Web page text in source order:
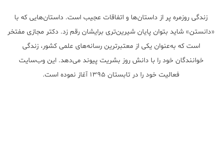
زندگی روزمره پر از داستان‌ها و اتفاقات عجیب است. داستان‌هایی که با
«دانستن» شاید بتوان پایان شیرین‌تری برایشان رقم زد. دکتر مجازی مفتخر
است که به‌عنوان یکی از معتبر‌ترین رسانه‌های علمی کشور، زندگی
خوانندگان خود را با دانش روز بشریت پیوند می‌دهد. این وب‌سایت
فعالیت خود را در تابستان ۱۳۹۵ آغاز نموده است.